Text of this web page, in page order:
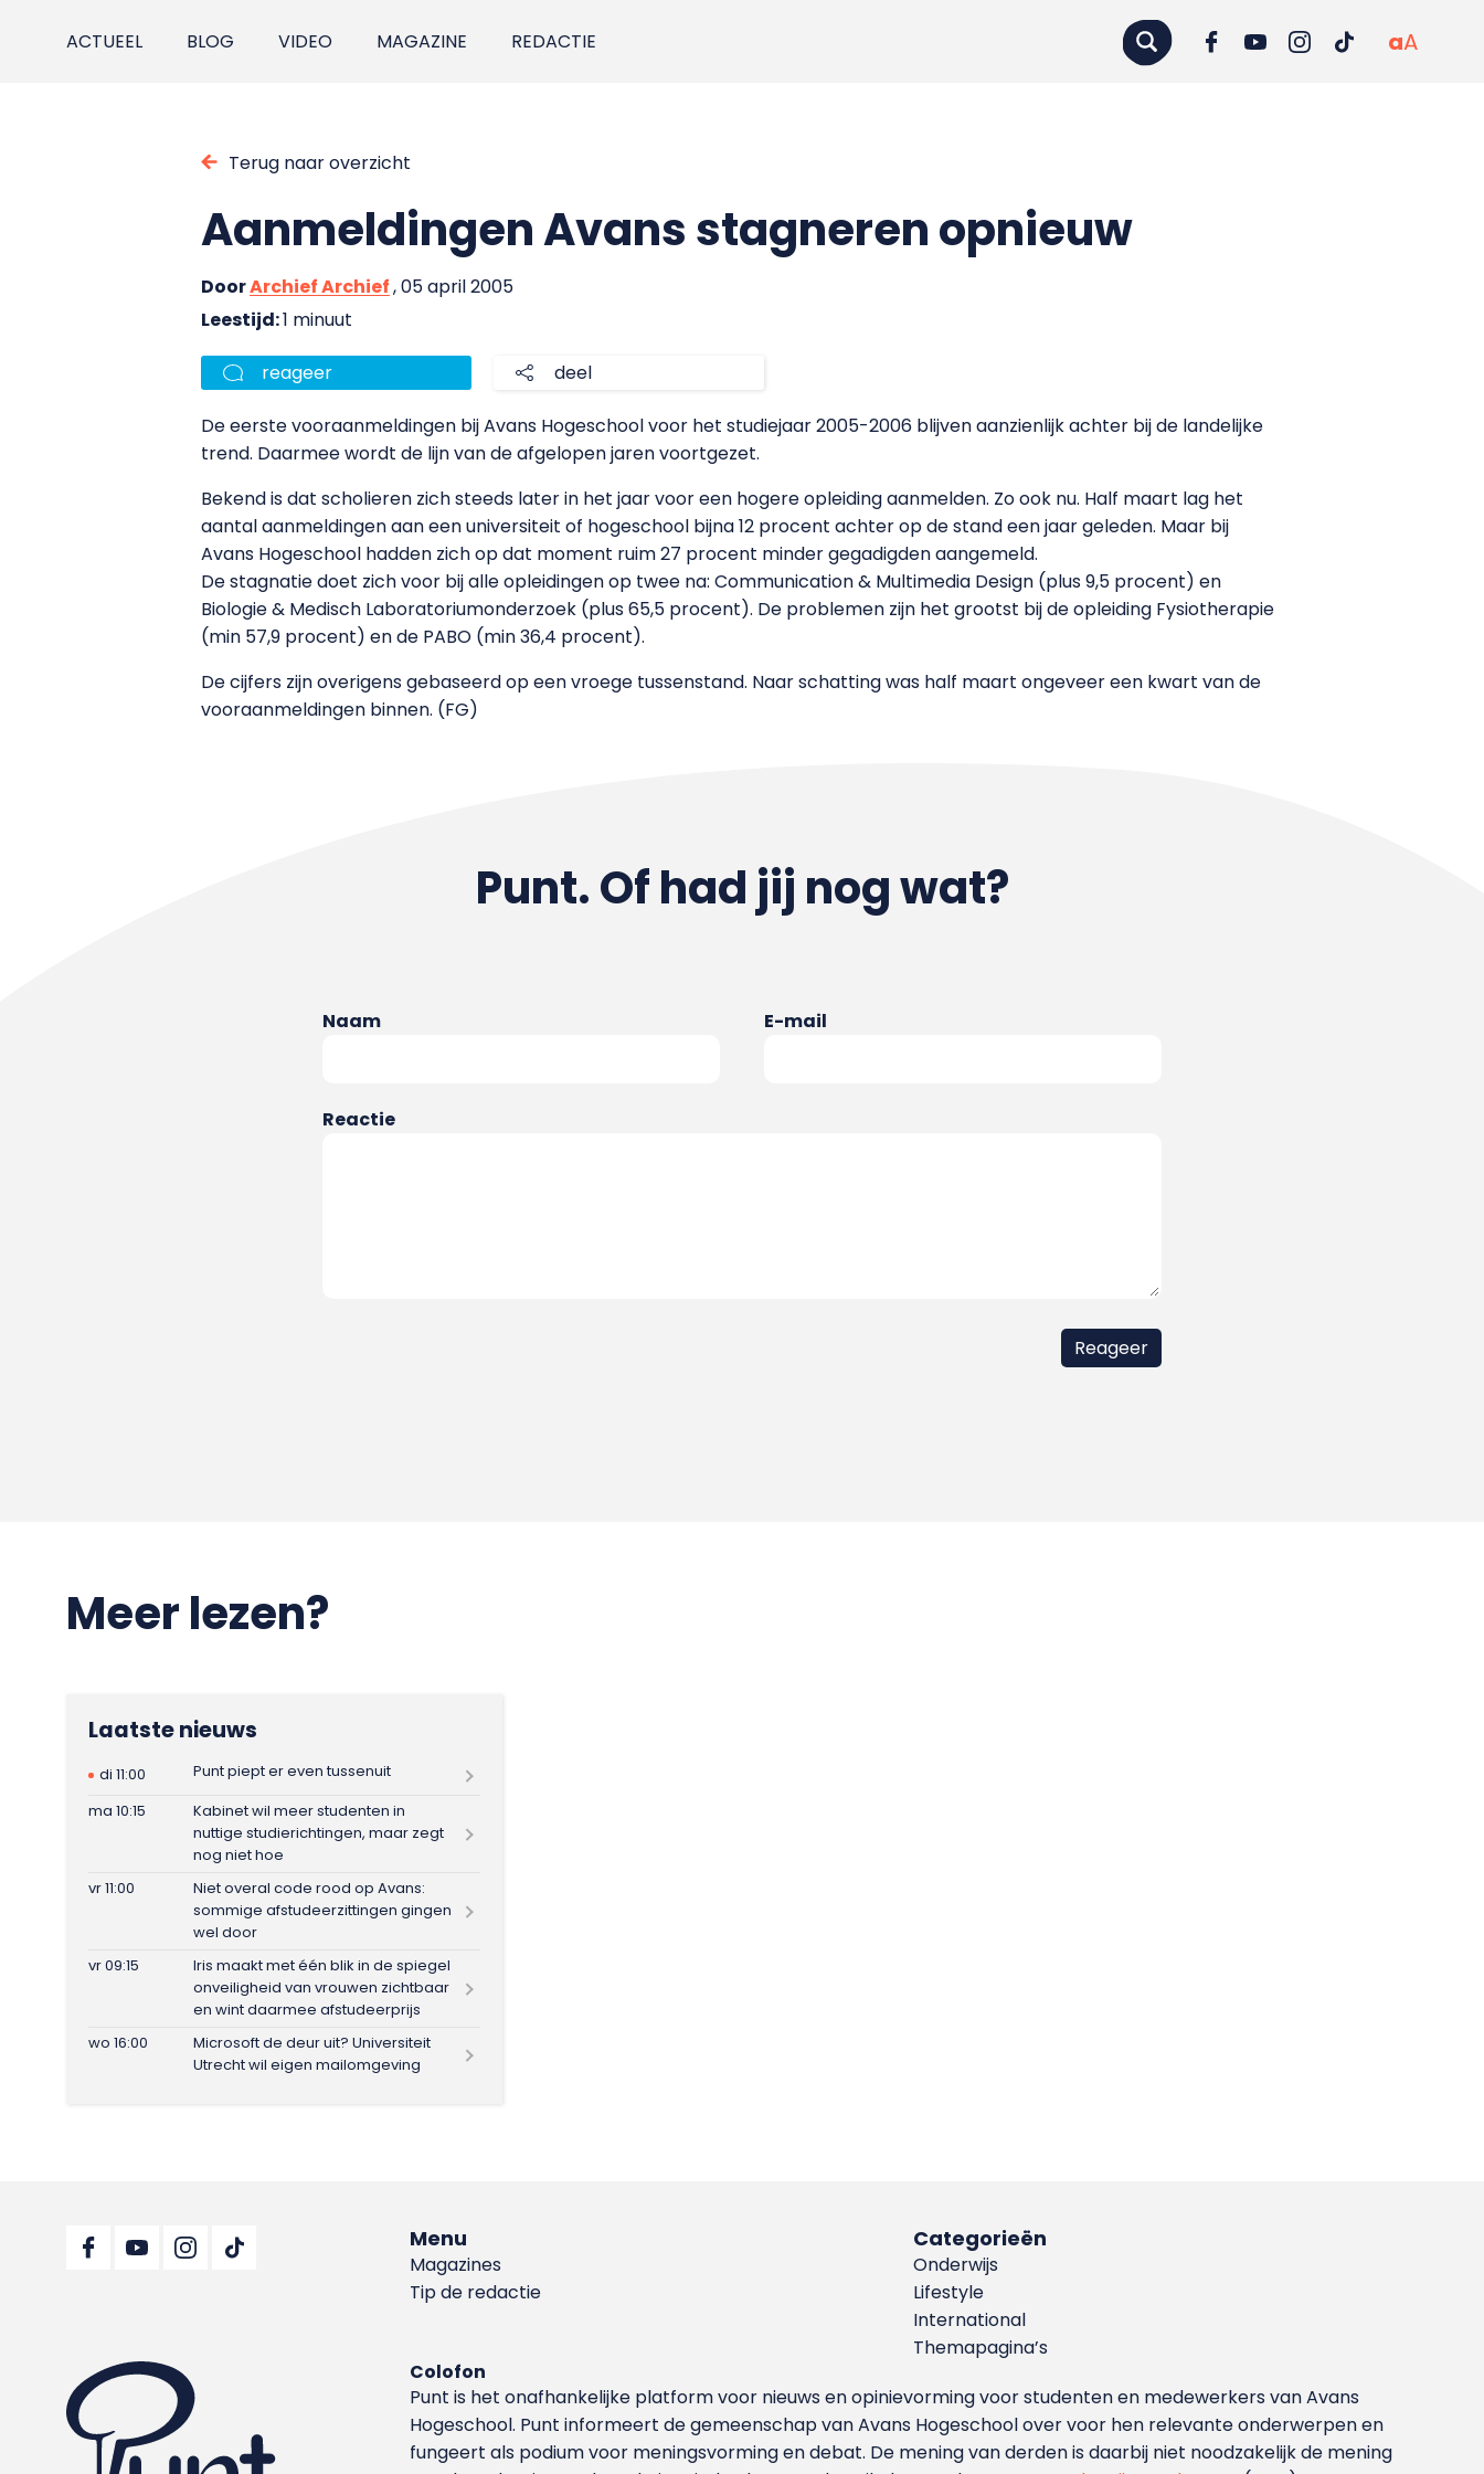
ACTUEEL BLOG VIDEO MAGAZINE REDACTIE aA
Terug naar overzicht
Aanmeldingen Avans stagneren opnieuw
DoorArchief Archief, 05 april 2005
Leestijd:1 minuut
reageer deel
De eerste vooraanmeldingen bij Avans Hogeschool voor het studiejaar 2005-2006 blijven aanzienlijk achter bij de landelijke
trend. Daarmee wordt de lijn van de afgelopen jaren voortgezet.
Bekend is dat scholieren zich steeds later in het jaar voor een hogere opleiding aanmelden. Zo ook nu. Half maart lag het
aantal aanmeldingen aan een universiteit of hogeschool bijna 12 procent achter op de stand een jaar geleden. Maar bij
Avans Hogeschool hadden zich op dat moment ruim 27 procent minder gegadigden aangemeld.
De stagnatie doet zich voor bij alle opleidingen op twee na: Communication & Multimedia Design (plus 9,5 procent) en
Biologie & Medisch Laboratoriumonderzoek (plus 65,5 procent). De problemen zijn het grootst bij de opleiding Fysiotherapie
(min 57,9 procent) en de PABO (min 36,4 procent).
De cijfers zijn overigens gebaseerd op een vroege tussenstand. Naar schatting was half maart ongeveer een kwart van de
vooraanmeldingen binnen. (FG)
Punt. Of had jij nog wat?
Naam E-mail
Reactie
Meer lezen?
Laatste nieuws
di 11:00
Punt piept er even tussenuit
ma 10:15
Kabinet wil meer studenten in
nuttige studierichtingen, maar zegt
nog niet hoe
vr 11:00
Niet overal code rood op Avans:
sommige afstudeerzittingen gingen
wel door
vr 09:15
Iris maakt met één blik in de spiegel
onveiligheid van vrouwen zichtbaar
en wint daarmee afstudeerprijs
wo 16:00
Microsoft de deur uit? Universiteit
Utrecht wil eigen mailomgeving
Menu
Magazines
Tip de redactie
Categorieën
Onderwijs
Lifestyle
International
Themapagina’s
Colofon
Punt is het onafhankelijke platform voor nieuws en opinievorming voor studenten en medewerkers van Avans
Hoge­school. Punt informeert de gemeenschap van Avans Hogeschool over voor hen relevante onderwerpen en
fungeert als podium voor meningsvorming en debat. De mening van derden is daarbij niet noodzakelijk de mening